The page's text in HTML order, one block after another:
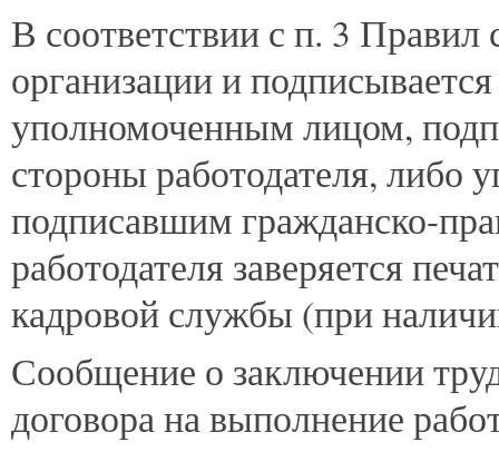
В соответствии с п. 3
организации и
уполномоченным лицом,
стороны работодателя,
подписавшим гражданско-
работодателя заверяется
кадровой службы (при
Сообщение о заключении
договора на выполнение